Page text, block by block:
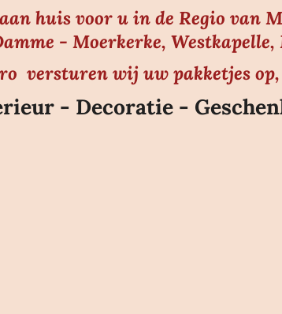
huis voor u in de Regio van
- Moerkerke, Westkapelle,
versturen wij uw pakketjes
- Decoratie -